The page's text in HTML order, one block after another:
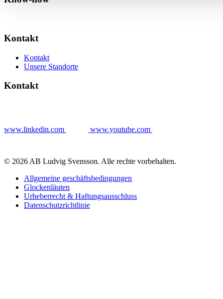
Kontakt
Kontakt
Unsere Standorte
Kontakt
www.linkedin.com www.youtube.com
© 2026 AB Ludvig Svensson. Alle rechte vorbehalten.
Allgemeine geschäftsbedingungen
Glockenläuten
Urheberrecht & Haftungsausschluss
Datenschutzrichtlinie